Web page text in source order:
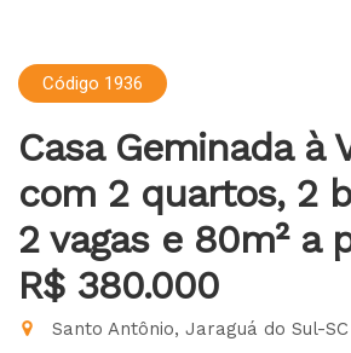
Código 1936
Casa Geminada à
com 2 quartos, 2
2 vagas e 80m² a
R$ 380.000
Santo Antônio, Jaraguá do Sul-SC